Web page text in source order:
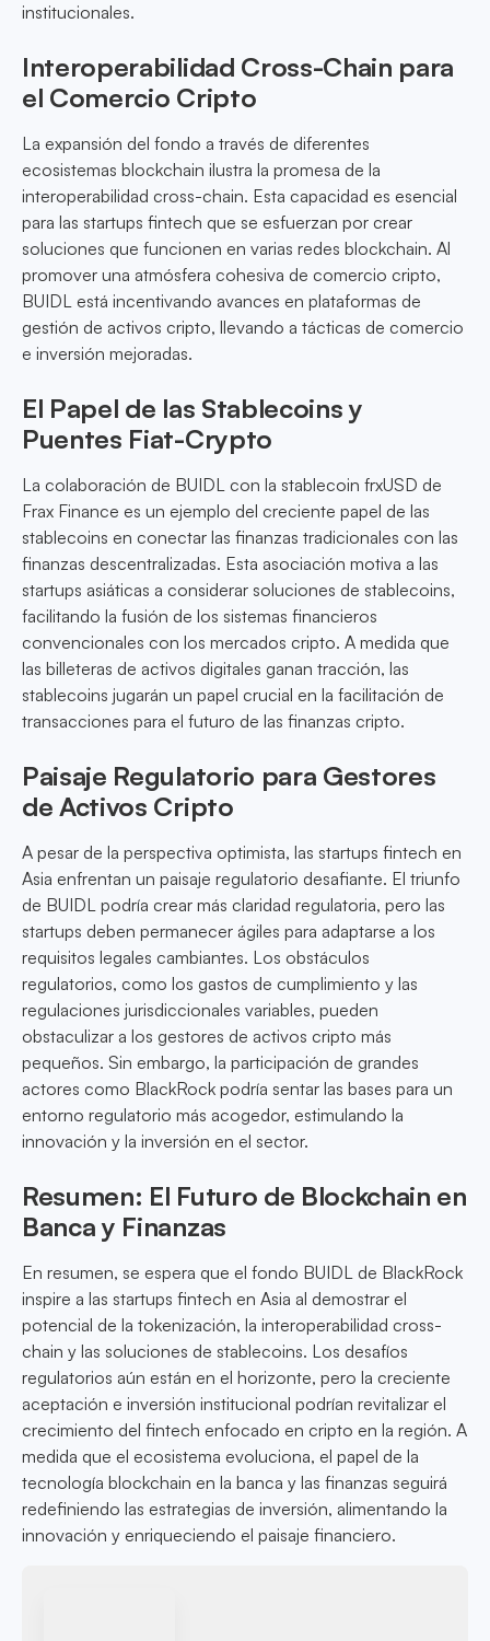
institucionales.
Interoperabilidad Cross-Chain para
el Comercio Cripto
La expansión del fondo a través de diferentes
ecosistemas blockchain ilustra la promesa de la
interoperabilidad cross-chain. Esta capacidad es esencial
para las startups fintech que se esfuerzan por crear
soluciones que funcionen en varias redes blockchain. Al
promover una atmósfera cohesiva de comercio cripto,
BUIDL está incentivando avances en plataformas de
gestión de activos cripto, llevando a tácticas de comercio
e inversión mejoradas.
El Papel de las Stablecoins y
Puentes Fiat-Crypto
La colaboración de BUIDL con la stablecoin frxUSD de
Frax Finance es un ejemplo del creciente papel de las
stablecoins en conectar las finanzas tradicionales con las
finanzas descentralizadas. Esta asociación motiva a las
startups asiáticas a considerar soluciones de stablecoins,
facilitando la fusión de los sistemas financieros
convencionales con los mercados cripto. A medida que
las billeteras de activos digitales ganan tracción, las
stablecoins jugarán un papel crucial en la facilitación de
transacciones para el futuro de las finanzas cripto.
Paisaje Regulatorio para Gestores
de Activos Cripto
A pesar de la perspectiva optimista, las startups fintech en
Asia enfrentan un paisaje regulatorio desafiante. El triunfo
de BUIDL podría crear más claridad regulatoria, pero las
startups deben permanecer ágiles para adaptarse a los
requisitos legales cambiantes. Los obstáculos
regulatorios, como los gastos de cumplimiento y las
regulaciones jurisdiccionales variables, pueden
obstaculizar a los gestores de activos cripto más
pequeños. Sin embargo, la participación de grandes
actores como BlackRock podría sentar las bases para un
entorno regulatorio más acogedor, estimulando la
innovación y la inversión en el sector.
Resumen: El Futuro de Blockchain en
Banca y Finanzas
En resumen, se espera que el fondo BUIDL de BlackRock
inspire a las startups fintech en Asia al demostrar el
potencial de la tokenización, la interoperabilidad cross-
chain y las soluciones de stablecoins. Los desafíos
regulatorios aún están en el horizonte, pero la creciente
aceptación e inversión institucional podrían revitalizar el
crecimiento del fintech enfocado en cripto en la región. A
medida que el ecosistema evoluciona, el papel de la
tecnología blockchain en la banca y las finanzas seguirá
redefiniendo las estrategias de inversión, alimentando la
innovación y enriqueciendo el paisaje financiero.